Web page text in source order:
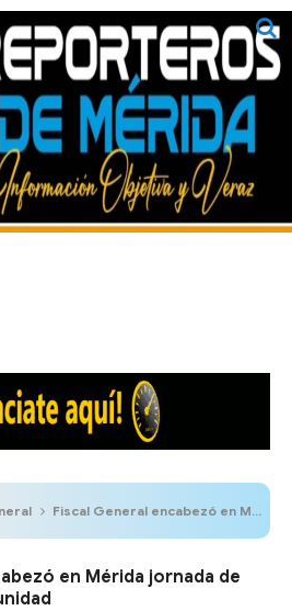
Fiscal General encabezó en Mérida jornada de atención a la comunidad
en Mérida jornada de